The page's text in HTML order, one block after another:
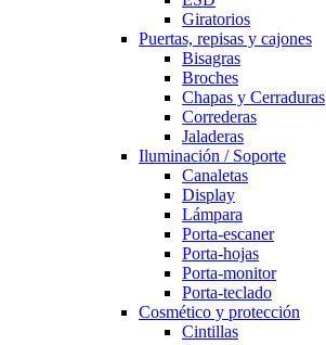
Giratorios
Puertas, repisas y cajones
Bisagras
Broches
Chapas y Cerraduras
Correderas
Jaladeras
Iluminación / Soporte
Canaletas
Display
Lámpara
Porta-escaner
Porta-hojas
Porta-monitor
Porta-teclado
Cosmético y protección
Cintillas